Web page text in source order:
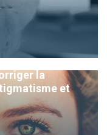
la
et